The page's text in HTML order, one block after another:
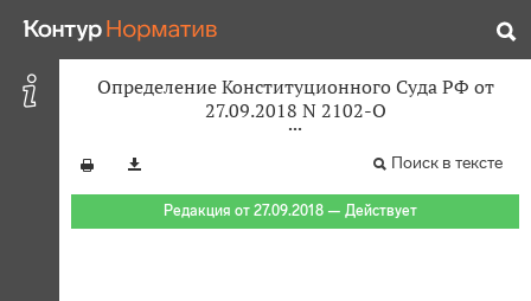
Определение Конституционного Суда РФ от
27.09.2018 N 2102-О
Поиск в тексте
Редакция от 27.09.2018 — Действует